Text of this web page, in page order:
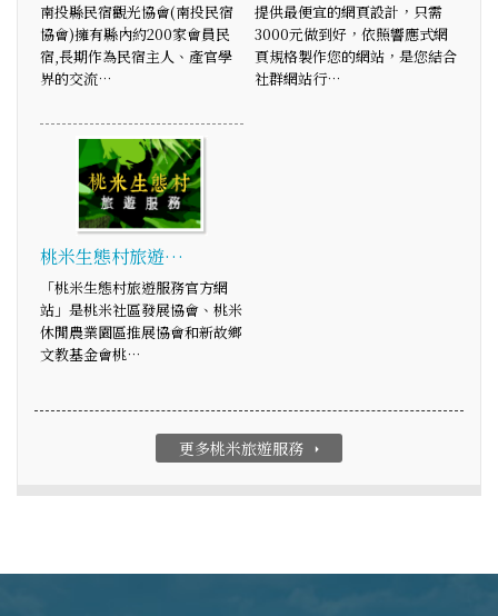
南投縣民宿觀光協會(南投民宿
協會)擁有縣內約200家會員民
宿,長期作為民宿主人、產官學
界的交流…
提供最便宜的網頁設計，只需
3000元做到好，依照響應式網
頁規格製作您的網站，是您結合
社群網站行…
桃米生態村旅遊…
「桃米生態村旅遊服務官方網
站」是桃米社區發展協會、桃米
休閒農業園區推展協會和新故鄉
文教基金會桃…
更多桃米旅遊服務 arrow_right